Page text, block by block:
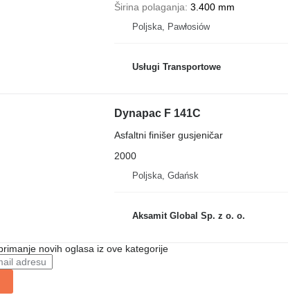
Širina polaganja 3.400 mm
Poljska, Pawłosiów
Usługi Transportowe
Dynapac F 141C
Asfaltni finišer gusjeničar
2000
Poljska, Gdańsk
Aksamit Global Sp. z o. o.
novih oglasa iz ove kategorije